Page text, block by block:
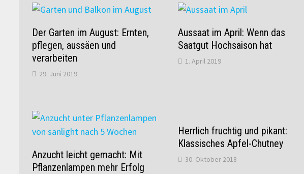
Der Garten im August: Ernten,
pflegen, aussäen und
verarbeiten
29. Juni 2019
Aussaat im April: Wenn das
Saatgut Hochsaison hat
1. April 2019
Anzucht leicht gemacht: Mit
Pflanzenlampen mehr Erfolg
Herrlich fruchtig und pikant:
Klassisches Apfel-Chutney
30. Oktober 2018